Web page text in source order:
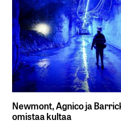
Newmont, Agnico ja
omistaa kultaa